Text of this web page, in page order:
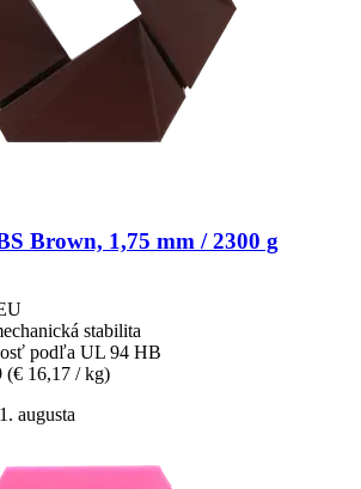
Brown, 1,75 mm / 2300 g
stabilita
podľa UL 94 HB
(€ 16,17 / kg)
augusta